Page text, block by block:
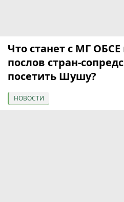
Что станет с МГ ОБСЕ
послов стран-
посетить Шушу?
НОВОСТИ